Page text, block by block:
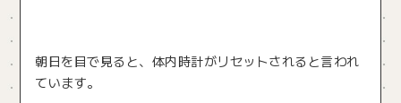
朝日を目で見ると、体内時計がリセットされると言われ
ています。